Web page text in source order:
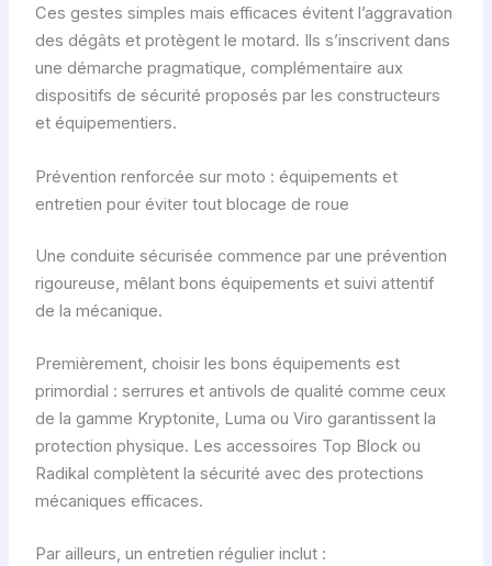
Ces gestes simples mais efficaces évitent l’aggravation
des dégâts et protègent le motard. Ils s’inscrivent dans
une démarche pragmatique, complémentaire aux
dispositifs de sécurité proposés par les constructeurs
et équipementiers.
Prévention renforcée sur moto : équipements et
entretien pour éviter tout blocage de roue
Une conduite sécurisée commence par une prévention
rigoureuse, mêlant bons équipements et suivi attentif
de la mécanique.
Premièrement, choisir les bons équipements est
primordial : serrures et antivols de qualité comme ceux
de la gamme Kryptonite, Luma ou Viro garantissent la
protection physique. Les accessoires Top Block ou
Radikal complètent la sécurité avec des protections
mécaniques efficaces.
Par ailleurs, un entretien régulier inclut :